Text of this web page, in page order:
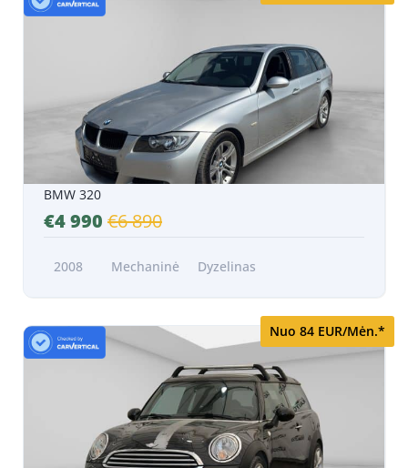
BMW 320
€4 990 €6 890
2008 Mechaninė Dyzelinas
Nuo 84 EUR/Mėn.*